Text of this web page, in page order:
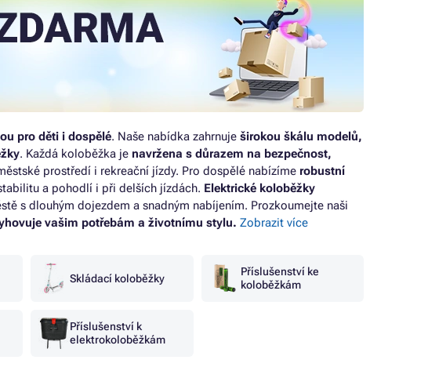
pro děti i dospělé. Naše nabídka zahrnuje širokou škálu modelů,
. Každá koloběžka je navržena s důrazem na bezpečnost,
prostředí i rekreační jízdy. Pro dospělé nabízíme robustní
a pohodlí i při delších jízdách. Elektrické koloběžky
s dlouhým dojezdem a snadným nabíjením. Prozkoumejte naši
vašim potřebám a životnímu stylu. Zobrazit více
Skládací koloběžky
Příslušenství ke
koloběžkám
Příslušenství k
elektrokoloběžkám